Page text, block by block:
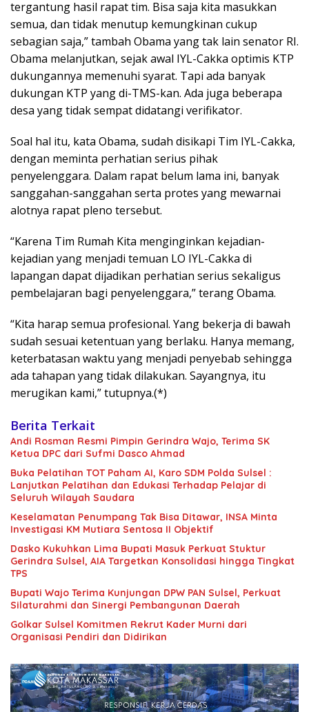
tergantung hasil rapat tim. Bisa saja kita masukkan
semua, dan tidak menutup kemungkinan cukup
sebagian saja,” tambah Obama yang tak lain senator RI.
Obama melanjutkan, sejak awal IYL-Cakka optimis KTP
dukungannya memenuhi syarat. Tapi ada banyak
dukungan KTP yang di-TMS-kan. Ada juga beberapa
desa yang tidak sempat didatangi verifikator.
Soal hal itu, kata Obama, sudah disikapi Tim IYL-Cakka,
dengan meminta perhatian serius pihak
penyelenggara. Dalam rapat belum lama ini, banyak
sanggahan-sanggahan serta protes yang mewarnai
alotnya rapat pleno tersebut.
“Karena Tim Rumah Kita menginginkan kejadian-
kejadian yang menjadi temuan LO IYL-Cakka di
lapangan dapat dijadikan perhatian serius sekaligus
pembelajaran bagi penyelenggara,” terang Obama.
“Kita harap semua profesional. Yang bekerja di bawah
sudah sesuai ketentuan yang berlaku. Hanya memang,
keterbatasan waktu yang menjadi penyebab sehingga
ada tahapan yang tidak dilakukan. Sayangnya, itu
merugikan kami,” tutupnya.(*)
Berita Terkait
Andi Rosman Resmi Pimpin Gerindra Wajo, Terima SK
Ketua DPC dari Sufmi Dasco Ahmad
Buka Pelatihan TOT Paham AI, Karo SDM Polda Sulsel :
Lanjutkan Pelatihan dan Edukasi Terhadap Pelajar di
Seluruh Wilayah Saudara
Keselamatan Penumpang Tak Bisa Ditawar, INSA Minta
Investigasi KM Mutiara Sentosa II Objektif
Dasko Kukuhkan Lima Bupati Masuk Perkuat Stuktur
Gerindra Sulsel, AIA Targetkan Konsolidasi hingga Tingkat
TPS
Bupati Wajo Terima Kunjungan DPW PAN Sulsel, Perkuat
Silaturahmi dan Sinergi Pembangunan Daerah
Golkar Sulsel Komitmen Rekrut Kader Murni dari
Organisasi Pendiri dan Didirikan